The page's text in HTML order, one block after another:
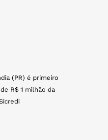
(PR) é primeiro
R$ 1 milhão da